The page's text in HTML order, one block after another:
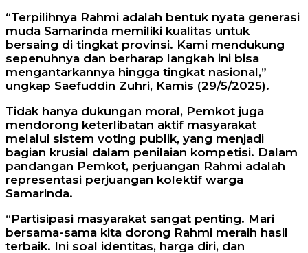
“Terpilihnya Rahmi adalah bentuk nyata generasi
muda Samarinda memiliki kualitas untuk
bersaing di tingkat provinsi. Kami mendukung
sepenuhnya dan berharap langkah ini bisa
mengantarkannya hingga tingkat nasional,”
ungkap Saefuddin Zuhri, Kamis (29/5/2025).
Tidak hanya dukungan moral, Pemkot juga
mendorong keterlibatan aktif masyarakat
melalui sistem voting publik, yang menjadi
bagian krusial dalam penilaian kompetisi. Dalam
pandangan Pemkot, perjuangan Rahmi adalah
representasi perjuangan kolektif warga
Samarinda.
“Partisipasi masyarakat sangat penting. Mari
bersama-sama kita dorong Rahmi meraih hasil
terbaik. Ini soal identitas, harga diri, dan